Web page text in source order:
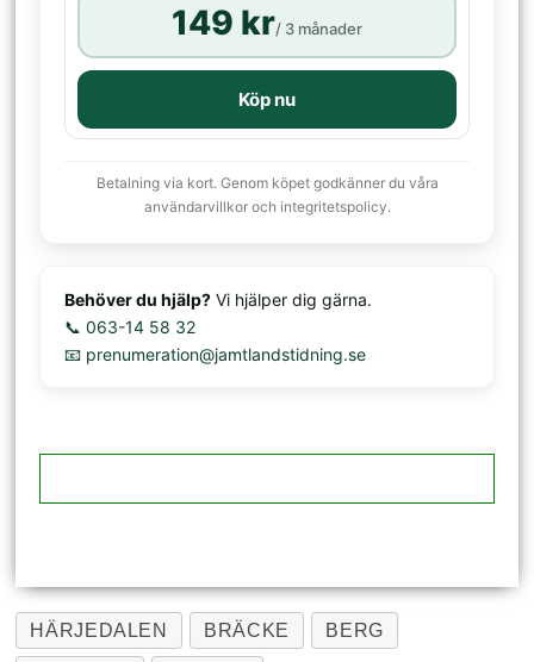
149 kr/ 3 månader
Köp nu
Betalning via kort. Genom köpet godkänner du våra
användarvillkor och integritetspolicy.
Behöver du hjälp? Vi hjälper dig gärna.
📞 063-14 58 32
📧 prenumeration@jamtlandstidning.se
HÄRJEDALEN BRÄCKE BERG